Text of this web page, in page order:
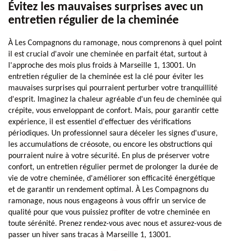
Évitez les mauvaises surprises avec un
entretien régulier de la cheminée
À Les Compagnons du ramonage, nous comprenons à quel point
il est crucial d'avoir une cheminée en parfait état, surtout à
l'approche des mois plus froids à Marseille 1, 13001. Un
entretien régulier de la cheminée est la clé pour éviter les
mauvaises surprises qui pourraient perturber votre tranquillité
d'esprit. Imaginez la chaleur agréable d'un feu de cheminée qui
crépite, vous enveloppant de confort. Mais, pour garantir cette
expérience, il est essentiel d'effectuer des vérifications
périodiques. Un professionnel saura déceler les signes d'usure,
les accumulations de créosote, ou encore les obstructions qui
pourraient nuire à votre sécurité. En plus de préserver votre
confort, un entretien régulier permet de prolonger la durée de
vie de votre cheminée, d'améliorer son efficacité énergétique
et de garantir un rendement optimal. À Les Compagnons du
ramonage, nous nous engageons à vous offrir un service de
qualité pour que vous puissiez profiter de votre cheminée en
toute sérénité. Prenez rendez-vous avec nous et assurez-vous de
passer un hiver sans tracas à Marseille 1, 13001.